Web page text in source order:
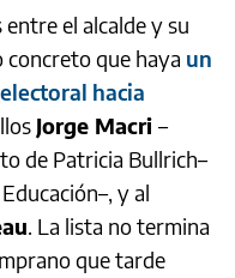
el alcalde y su
concreto que haya un
hacia
Jorge Macri –
de Patricia Bullrich–
y al
. La lista no termina
que tarde